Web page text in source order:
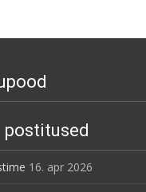
postitused
16. apr 2026